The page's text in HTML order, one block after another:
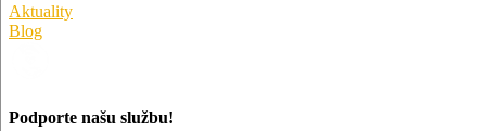
Aktuality
Blog
Podporte našu službu!